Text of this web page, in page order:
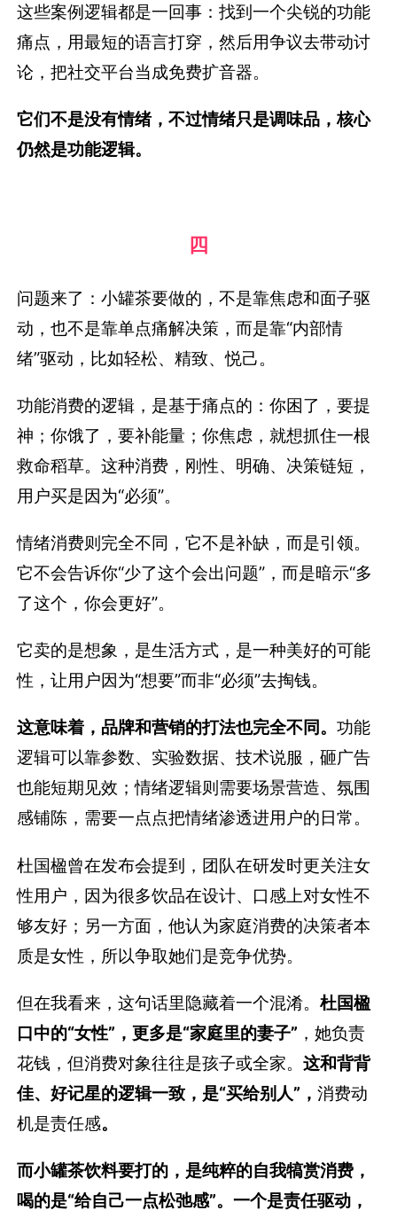
这些案例逻辑都是一回事：找到一个尖锐的功能
痛点，用最短的语言打穿，然后用争议去带动讨
论，把社交平台当成免费扩音器。
它们不是没有情绪，不过情绪只是调味品，核心
仍然是功能逻辑。
四
问题来了：小罐茶要做的，不是靠焦虑和面子驱
动，也不是靠单点痛解决策，而是靠“内部情
绪”驱动，比如轻松、精致、悦己。
功能消费的逻辑，是基于痛点的：你困了，要提
神；你饿了，要补能量；你焦虑，就想抓住一根
救命稻草。这种消费，刚性、明确、决策链短，
用户买是因为“必须”。
情绪消费则完全不同，它不是补缺，而是引领。
它不会告诉你“少了这个会出问题”，而是暗示“多
了这个，你会更好”。
它卖的是想象，是生活方式，是一种美好的可能
性，让用户因为“想要”而非“必须”去掏钱。
这意味着，品牌和营销的打法也完全不同。功能
逻辑可以靠参数、实验数据、技术说服，砸广告
也能短期见效；情绪逻辑则需要场景营造、氛围
感铺陈，需要一点点把情绪渗透进用户的日常。
杜国楹曾在发布会提到，团队在研发时更关注女
性用户，因为很多饮品在设计、口感上对女性不
够友好；另一方面，他认为家庭消费的决策者本
质是女性，所以争取她们是竞争优势。
但在我看来，这句话里隐藏着一个混淆。杜国楹
口中的“女性”，更多是“家庭里的妻子” ，她负责
花钱，但消费对象往往是孩子或全家。这和背背
佳、好记星的逻辑一致，是“买给别人”，消费动
机是责任感。
而小罐茶饮料要打的，是纯粹的自我犒赏消费，
喝的是“给自己一点松弛感”。一个是责任驱动，